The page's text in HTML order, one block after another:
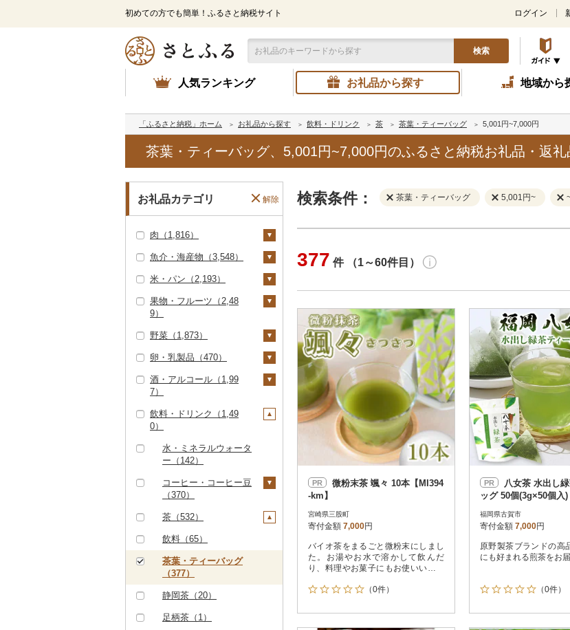
初めての方でも簡単！ふるさと納税サイト ログイン
検索
人気ランキング お礼品から探す 地域から
「ふるさと納税」ホーム お礼品から探す 飲料・ドリンク 茶 茶葉・ティーバッグ 5,001円~7,000円
茶葉・ティーバッグ、5,001円~7,000円のふるさと納税お礼品・返礼
お礼品カテゴリ 解除
肉（1,816）
牛肉（精肉）（417）
ステーキ（33）
すき焼き（27）
黒毛和牛（155）
白老牛（0）
仙台牛（0）
米沢牛（0）
山形牛（0）
常陸牛（4）
上州牛（0）
飛騨牛（11）
近江牛（40）
（5）
牛肉（加工品）（40
もつ鍋（103）
ローストビーフ（1）
ビーフジャーキー
その他牛肉（加工品）
ステーキ（6）
すき焼き（0）
しゃぶしゃぶ（19）
その他豚肉（精肉）
（121）
豚肉（加工品）（41
ハム（12）
ー（61）
9）
（196）
ハム・ソーセージ
唐揚げ（156）
水炊き（8）
地鶏（14）
赤鶏さつま（0）
その他鶏肉（166）
馬肉（8）
スカン）（11）
猪肉（9）
その他肉・加工品（6
魚介・海産物（3,548）
カニ（19）
ズワイガニ（9）
エビ（83）
3）
からすみ（1）
キャビア（0）
その他魚卵（0）
帆立（ホタテ）（8
3）
鮑（アワビ）（4）
牡蠣（カキ）（18）
あさり（3）
しじみ（4）
サザエ（0）
はまぐり（1）
その他貝（18）
うなぎ（17）
鮮魚（402）
鮭・サーモン（36）
マグロ（25）
イワシ（6）
カツオ（36）
金目鯛（3）
クエ（0）
くじら（2）
イカ・タコ（192）
イカ（175）
タコ（16）
海苔・海藻（561）
海苔（183）
わかめ（276）
ひじき（13）
その他海苔・海藻（9
8）
干物（398）
ししゃも（1）
その他干物（388）
その他魚介・加工品
（1,590）
しらす・ちりめん（2
09）
かまぼこ・練り製品
米・パン（2,193）
米（1,522）
ゆめぴりか（38）
つや姫（19）
コシヒカリ（588）
はえぬき（145）
さがびより（4）
あきたこまち（40）
ひとめぼれ（27）
ミルキークィーン（4
8）
ななつぼし（47）
その他米（106）
20）
果物・フルーツ（2,48
9）
ぶどう・マスカット
ピオーネ（3）
シャインマスカット
その他ぶどう・マスカ
もも（18）
さくらんぼ（2）
梨（21）
和梨（13）
洋梨・ラフランス
（8）
マンゴー（6）
みかん・柑橘（1,42
4）
みかん（711）
レモン（78）
不知火・デコポン（4
3）
すいか（13）
キウイ（78）
柿（カキ）（45）
ドライフルーツ（50
野菜（1,873）
いも（405）
じゃがいも（70）
トマト（176）
5）
その他トマト（108）
とうもろこし（101）
根菜（133）
人参（45）
大根（12）
自然薯（5）
レンコン（9）
にんにく・生姜（4
5）
その他根菜（26）
アスパラガス（25）
豆（368）
きのこ（115）
しいたけ（53）
松茸（1）
その他きのこ（60）
その他野菜（485）
山菜（13）
かぼちゃ（9）
茄子（26）
卵・乳製品（470）
卵（138）
牛乳（116）
バター（15）
その他乳製品（13）
酒・アルコール（1,99
7）
ビール・発泡酒（10
ビール（5）
地ビール・クラフトビ
日本酒（868）
純米吟醸（215）
大吟醸（4）
吟醸（5）
その他日本酒（608）
芋焼酎（75）
麦焼酎（52）
米焼酎（7）
黒糖焼酎（7）
その他焼酎（238）
梅酒（448）
泡盛（0）
ワイン（103）
白ワイン（28）
赤ワイン（58）
シャンパン・スパーク
リングワイン（0）
ウイスキー（16）
リキュール・洋酒（2
0）
甘酒（29）
飲料・ドリンク（1,49
0）
水・ミネラルウォータ
ー（142）
コーヒー・コーヒー豆
（370）
飲料（27）
コーヒー豆（144）
粉（94）
ドリップ（149）
茶（532）
飲料（65）
茶葉・ティーバッグ
（377）
静岡茶（20）
足柄茶（1）
検索条件： 茶葉・ティーバッグ 5,001円~
円
決済方法 解除
PayPay
クレジットカード決済
Amazon Pay
楽天ペイ
メルペイ
コンビニ支払い
ソフトバンクまとめて支払い
d払い
金融機関(Pay-easy決済)
発送種別
通常
冷蔵便
冷凍便
結果を
377 件 （1～60件目）
PR
-km】
宮崎県三股町
寄付金額 7,000円
バイオ茶をまるごと微粉末にしまし
た。お湯やお水で溶かして飲んだ
り、料理やお菓子にもお使いいただ
（0件）
PR
ッグ 50個(3g×50個入)
福岡県古賀市
寄付金額 7,000円
原野製茶ブランドの高
にも好まれる煎茶をお
（0件）